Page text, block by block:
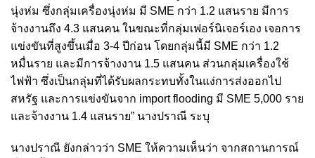
นุ่งห่ม ซึ่งกลุ่มเครื่องนุ่งห่ม มี SME กว่า 1.2 แสนราย มีการ
จ้างงานถึง 4.3 แสนคน ในขณะที่กลุ่มเฟอร์นิเจอร์เอง เจอการ
แข่งขันที่สูงขึ้นเมื่อ 3-4 ปีก่อน โดยกลุ่มนี้มี SME กว่า 1.2
หมื่นราย และมีการจ้างงาน 1.5 แสนคน ส่วนกลุ่มเครื่องใช้
ไฟฟ้า ซึ่งเป็นกลุ่มที่ได้รับผลกระทบทั้งในแง่การส่งออกไป
สหรัฐ และการแข่งขันจาก import flooding มี SME 5,000 ราย
และจ้างงาน 1.4 แสนราย” นางปราณี ระบุ
นางปราณี ยังกล่าวว่า SME ให้ความเห็นว่า จากสถานการณ์